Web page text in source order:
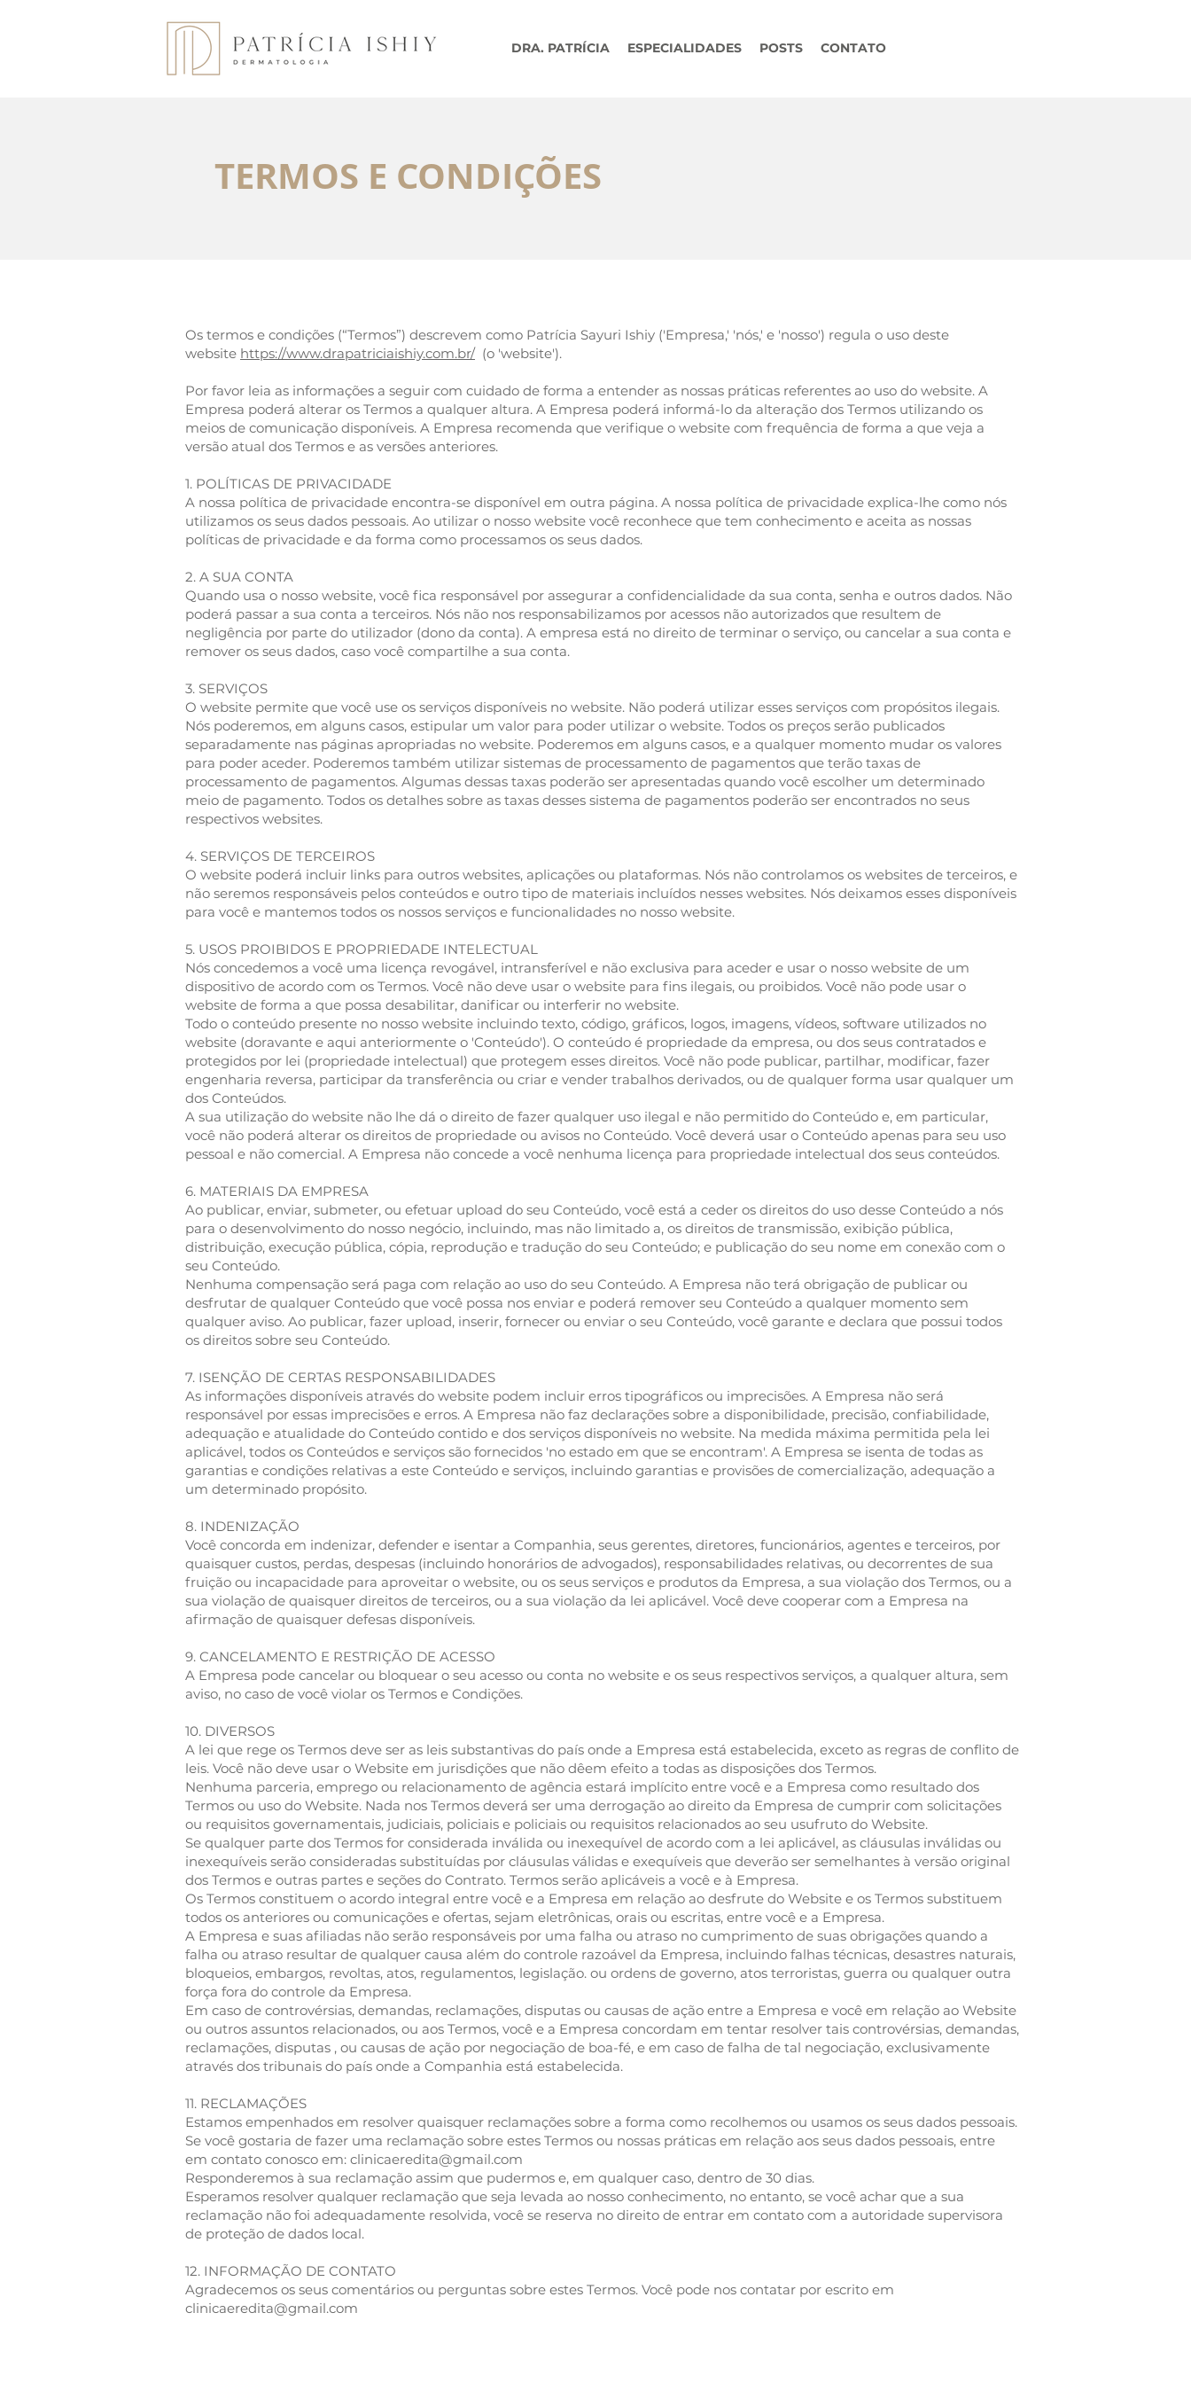
DRA. PATRÍCIA ESPECIALIDADES POSTS CONTATO
TERMOS E CONDIÇÕES
Os termos e condições (“Termos”) descrevem como Patrícia Sayuri Ishiy ('Empresa,' 'nós,' e 'nosso') regula o uso deste
website https://www.drapatriciaishiy.com.br/(o 'website').
Por favor leia as informações a seguir com cuidado de forma a entender as nossas práticas referentes ao uso do website. A
Empresa poderá alterar os Termos a qualquer altura. A Empresa poderá informá-lo da alteração dos Termos utilizando os
meios de comunicação disponíveis. A Empresa recomenda que verifique o website com frequência de forma a que veja a
versão atual dos Termos e as versões anteriores.
1. POLÍTICAS DE PRIVACIDADE
A nossa política de privacidade encontra-se disponível em outra página. A nossa política de privacidade explica-lhe como nós
utilizamos os seus dados pessoais. Ao utilizar o nosso website você reconhece que tem conhecimento e aceita as nossas
políticas de privacidade e da forma como processamos os seus dados.
2. A SUA CONTA
Quando usa o nosso website, você fica responsável por assegurar a confidencialidade da sua conta, senha e outros dados. Não
poderá passar a sua conta a terceiros. Nós não nos responsabilizamos por acessos não autorizados que resultem de
negligência por parte do utilizador (dono da conta). A empresa está no direito de terminar o serviço, ou cancelar a sua conta e
remover os seus dados, caso você compartilhe a sua conta.
3. SERVIÇOS
O website permite que você use os serviços disponíveis no website. Não poderá utilizar esses serviços com propósitos ilegais.
Nós poderemos, em alguns casos, estipular um valor para poder utilizar o website. Todos os preços serão publicados
separadamente nas páginas apropriadas no website. Poderemos em alguns casos, e a qualquer momento mudar os valores
para poder aceder. Poderemos também utilizar sistemas de processamento de pagamentos que terão taxas de
processamento de pagamentos. Algumas dessas taxas poderão ser apresentadas quando você escolher um determinado
meio de pagamento. Todos os detalhes sobre as taxas desses sistema de pagamentos poderão ser encontrados no seus
respectivos websites.
4. SERVIÇOS DE TERCEIROS
O website poderá incluir links para outros websites, aplicações ou plataformas. Nós não controlamos os websites de terceiros, e
não seremos responsáveis pelos conteúdos e outro tipo de materiais incluídos nesses websites. Nós deixamos esses disponíveis
para você e mantemos todos os nossos serviços e funcionalidades no nosso website.
5. USOS PROIBIDOS E PROPRIEDADE INTELECTUAL
Nós concedemos a você uma licença revogável, intransferível e não exclusiva para aceder e usar o nosso website de um
dispositivo de acordo com os Termos. Você não deve usar o website para fins ilegais, ou proibidos. Você não pode usar o
website de forma a que possa desabilitar, danificar ou interferir no website.
Todo o conteúdo presente no nosso website incluindo texto, código, gráficos, logos, imagens, vídeos, software utilizados no
website (doravante e aqui anteriormente o 'Conteúdo'). O conteúdo é propriedade da empresa, ou dos seus contratados e
protegidos por lei (propriedade intelectual) que protegem esses direitos. Você não pode publicar, partilhar, modificar, fazer
engenharia reversa, participar da transferência ou criar e vender trabalhos derivados, ou de qualquer forma usar qualquer um
dos Conteúdos.
A sua utilização do website não lhe dá o direito de fazer qualquer uso ilegal e não permitido do Conteúdo e, em particular,
você não poderá alterar os direitos de propriedade ou avisos no Conteúdo. Você deverá usar o Conteúdo apenas para seu uso
pessoal e não comercial. A Empresa não concede a você nenhuma licença para propriedade intelectual dos seus conteúdos.
6. MATERIAIS DA EMPRESA
Ao publicar, enviar, submeter, ou efetuar upload do seu Conteúdo, você está a ceder os direitos do uso desse Conteúdo a nós
para o desenvolvimento do nosso negócio, incluindo, mas não limitado a, os direitos de transmissão, exibição pública,
distribuição, execução pública, cópia, reprodução e tradução do seu Conteúdo; e publicação do seu nome em conexão com o
seu Conteúdo.
Nenhuma compensação será paga com relação ao uso do seu Conteúdo. A Empresa não terá obrigação de publicar ou
desfrutar de qualquer Conteúdo que você possa nos enviar e poderá remover seu Conteúdo a qualquer momento sem
qualquer aviso. Ao publicar, fazer upload, inserir, fornecer ou enviar o seu Conteúdo, você garante e declara que possui todos
os direitos sobre seu Conteúdo.
7. ISENÇÃO DE CERTAS RESPONSABILIDADES
As informações disponíveis através do website podem incluir erros tipográficos ou imprecisões. A Empresa não será
responsável por essas imprecisões e erros. A Empresa não faz declarações sobre a disponibilidade, precisão, confiabilidade,
adequação e atualidade do Conteúdo contido e dos serviços disponíveis no website. Na medida máxima permitida pela lei
aplicável, todos os Conteúdos e serviços são fornecidos 'no estado em que se encontram'. A Empresa se isenta de todas as
garantias e condições relativas a este Conteúdo e serviços, incluindo garantias e provisões de comercialização, adequação a
um determinado propósito.
8. INDENIZAÇÃO
Você concorda em indenizar, defender e isentar a Companhia, seus gerentes, diretores, funcionários, agentes e terceiros, por
quaisquer custos, perdas, despesas (incluindo honorários de advogados), responsabilidades relativas, ou decorrentes de sua
fruição ou incapacidade para aproveitar o website, ou os seus serviços e produtos da Empresa, a sua violação dos Termos, ou a
sua violação de quaisquer direitos de terceiros, ou a sua violação da lei aplicável. Você deve cooperar com a Empresa na
afirmação de quaisquer defesas disponíveis.
9. CANCELAMENTO E RESTRIÇÃO DE ACESSO
A Empresa pode cancelar ou bloquear o seu acesso ou conta no website e os seus respectivos serviços, a qualquer altura, sem
aviso, no caso de você violar os Termos e Condições.
10. DIVERSOS
A lei que rege os Termos deve ser as leis substantivas do país onde a Empresa está estabelecida, exceto as regras de conflito de
leis. Você não deve usar o Website em jurisdições que não dêem efeito a todas as disposições dos Termos.
Nenhuma parceria, emprego ou relacionamento de agência estará implícito entre você e a Empresa como resultado dos
Termos ou uso do Website. Nada nos Termos deverá ser uma derrogação ao direito da Empresa de cumprir com solicitações
ou requisitos governamentais, judiciais, policiais e policiais ou requisitos relacionados ao seu usufruto do Website.
Se qualquer parte dos Termos for considerada inválida ou inexequível de acordo com a lei aplicável, as cláusulas inválidas ou
inexequíveis serão consideradas substituídas por cláusulas válidas e exequíveis que deverão ser semelhantes à versão original
dos Termos e outras partes e seções do Contrato. Termos serão aplicáveis a você e à Empresa.
Os Termos constituem o acordo integral entre você e a Empresa em relação ao desfrute do Website e os Termos substituem
todos os anteriores ou comunicações e ofertas, sejam eletrônicas, orais ou escritas, entre você e a Empresa.
A Empresa e suas afiliadas não serão responsáveis por uma falha ou atraso no cumprimento de suas obrigações quando a
falha ou atraso resultar de qualquer causa além do controle razoável da Empresa, incluindo falhas técnicas, desastres naturais,
bloqueios, embargos, revoltas, atos, regulamentos, legislação. ou ordens de governo, atos terroristas, guerra ou qualquer outra
força fora do controle da Empresa.
Em caso de controvérsias, demandas, reclamações, disputas ou causas de ação entre a Empresa e você em relação ao Website
ou outros assuntos relacionados, ou aos Termos, você e a Empresa concordam em tentar resolver tais controvérsias, demandas,
reclamações, disputas , ou causas de ação por negociação de boa-fé, e em caso de falha de tal negociação, exclusivamente
através dos tribunais do país onde a Companhia está estabelecida.
11. RECLAMAÇÕES
Estamos empenhados em resolver quaisquer reclamações sobre a forma como recolhemos ou usamos os seus dados pessoais.
Se você gostaria de fazer uma reclamação sobre estes Termos ou nossas práticas em relação aos seus dados pessoais, entre
em contato conosco em: clinicaeredita@gmail.com
Responderemos à sua reclamação assim que pudermos e, em qualquer caso, dentro de 30 dias.
Esperamos resolver qualquer reclamação que seja levada ao nosso conhecimento, no entanto, se você achar que a sua
reclamação não foi adequadamente resolvida, você se reserva no direito de entrar em contato com a autoridade supervisora
de proteção de dados local.
12. INFORMAÇÃO DE CONTATO
Agradecemos os seus comentários ou perguntas sobre estes Termos. Você pode nos contatar por escrito em
clinicaeredita@gmail.com